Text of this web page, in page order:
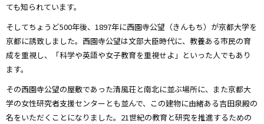
ても知られています。
そしてちょうど500年後、1897年に西園寺公望（きんもち）が京都大学を
京都に誘致しました。西園寺公望は文部大臣時代に、教養ある市民の育
成を重視し、「科学や英語や女子教育を重視せよ」といった人でもあり
ます。
その西園寺公望の屋敷であった清風荘と南北に並ぶ場所に、また京都大
学の女性研究者支援センターとも並んで、この建物に由緒ある吉田泉殿の
名をいただくことになりました。21世紀の教育と研究を推進するための